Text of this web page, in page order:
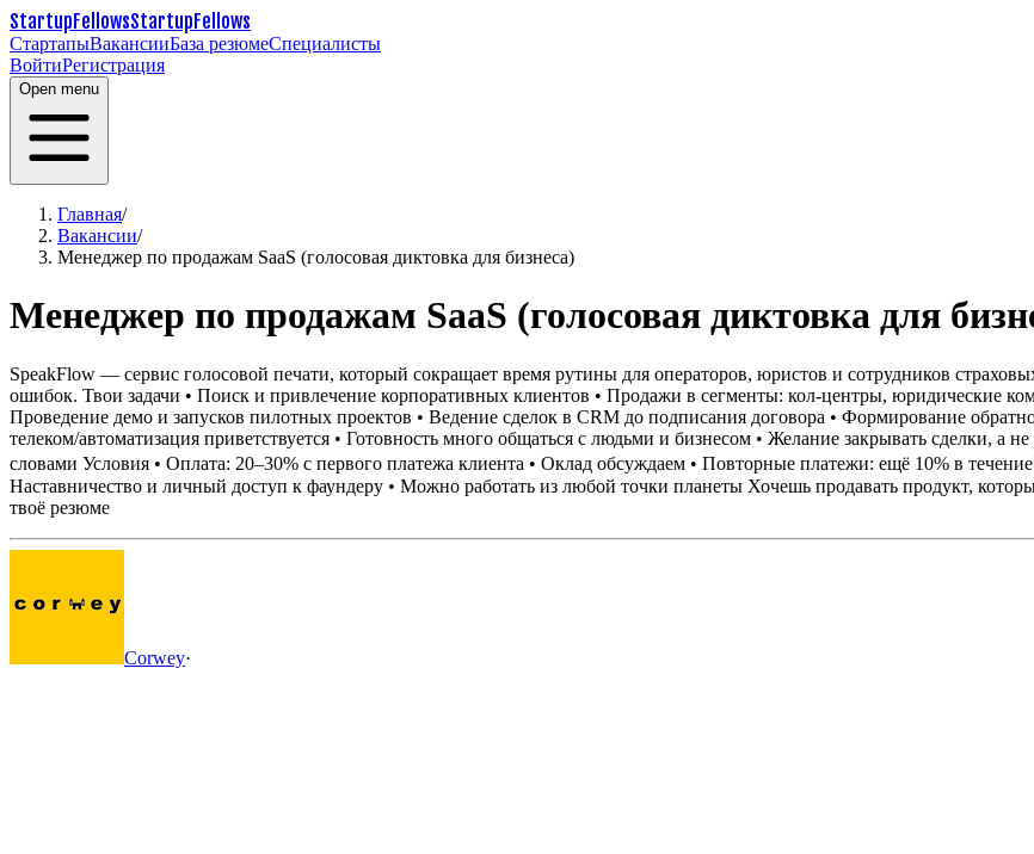
StartupFellowsStartupFellows
СтартапыВакансииБаза резюмеСпециалисты
ВойтиРегистрация
Open menu
Главная/
Вакансии/
Менеджер по продажам SaaS (голосовая диктовка для бизнеса)
Менеджер по продажам SaaS (голосовая диктовка для
SpeakFlow — сервис голосовой печати, который сокращает время рутины для операторов, юристов и сотрудников
ошибок. Твои задачи • Поиск и привлечение корпоративных клиентов • Продажи в сегменты: кол-центры, юридические
Проведение демо и запусков пилотных проектов • Ведение сделок в CRM до подписания договора • Формирование
телеком/автоматизация приветствуется • Готовность много общаться с людьми и бизнесом • Желание закрывать сделки, а не
словами Условия • Оплата: 20–30% с первого платежа клиента • Оклад обсуждаем • Повторные платежи: ещё 10% в
Наставничество и личный доступ к фаундеру • Можно работать из любой точки планеты Хочешь продавать продукт,
твоё резюме
Corwey·